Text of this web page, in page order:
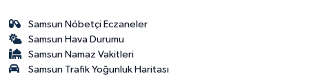
Samsun Nöbetçi Eczaneler
Samsun Hava Durumu
Samsun Namaz Vakitleri
Samsun Trafik Yoğunluk Haritası